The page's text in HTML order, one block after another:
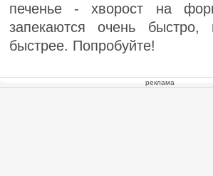
печенье - хворост на
запекаются очень
быстрее. Попробуйте!
реклама